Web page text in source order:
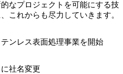
なプロジェクトを可能にする技
これからも尽力していきます。
ンレス表面処理事業を開始
社名変更